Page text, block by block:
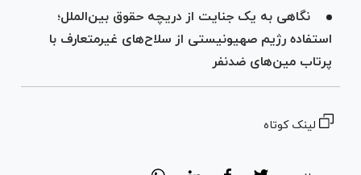
نگاهی به یک جنایت از دریچه حقوق بین‌الملل؛
استفاده رژیم صهیونیستی از سلاح‌های غیرمتعارف با
پرتاب مین‌های ضدنفر‌
لینک کوتاه